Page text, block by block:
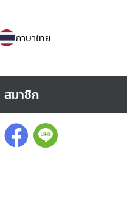
ภาษาไทย
สมาชิก